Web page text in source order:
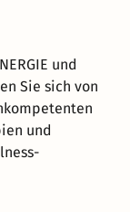
und
Sie sich von
und